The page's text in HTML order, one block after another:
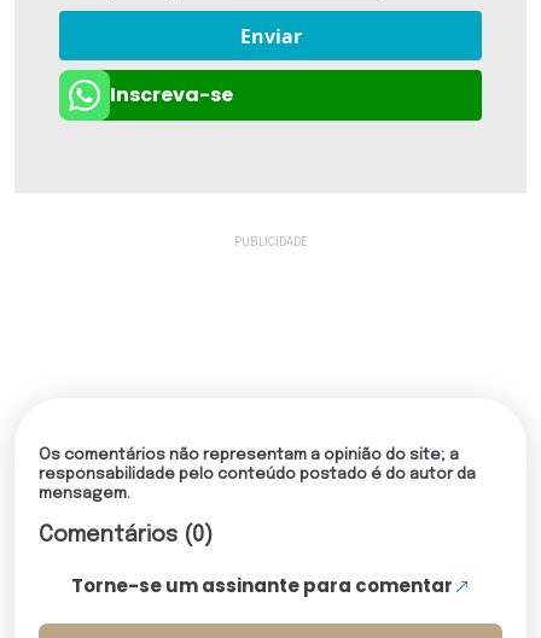
Enviar
Inscreva-se
Os comentários não representam a opinião do site; a
responsabilidade pelo conteúdo postado é do autor da
mensagem.
Comentários (0)
Torne-se um assinante para comentar